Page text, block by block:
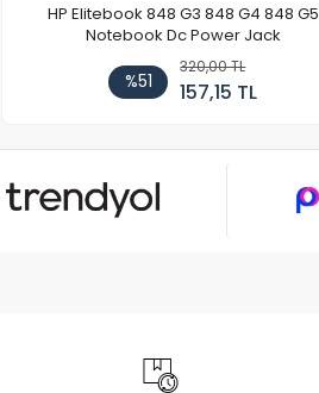
HP Elitebook 848 G3 848 G4 848 G5
Notebook Dc Power Jack
%51
320,00 TL
157,15 TL